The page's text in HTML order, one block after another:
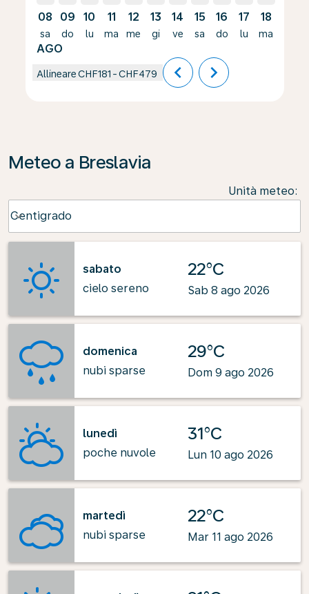
08
sa
AGO
09
do
10
lu
11
ma
12
me
13
gi
14
ve
15
sa
16
do
17
lu
18
ma
AllineareCHF181 -CHF479 chevron_left chevron_right
Meteo a Breslavia
Unità meteo:
Centigrado
keyboard_arrow_down
sabato
cielo sereno
22°C
Sab 8 ago 2026
domenica
nubi sparse
29°C
Dom 9 ago 2026
lunedì
poche nuvole
31°C
Lun 10 ago 2026
martedì
nubi sparse
22°C
Mar 11 ago 2026